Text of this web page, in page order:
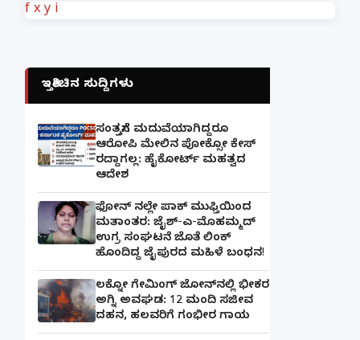
f x y i
ಇತ್ತೀಚಿನ ಸುದ್ದಿಗಳು
ಸಂತ್ರಸ್ತೆಗೆ ಮದುವೆಯಾಗಿದ್ದರೂ
ಆರೋಪಿ ಮೇಲಿನ ಪೋಕ್ಸೋ ಕೇಸ್
ರದ್ದಾಗಲ್ಲ: ಹೈಕೋರ್ಟ್ ಮಹತ್ವದ
ಆದೇಶ
ಫೋನ್ ನಲ್ಲೇ ಪಾಕ್ ಮುಫ್ತಿಯಿಂದ
ಮತಾಂತರ: ಜೈಶ್-ಎ-ಮೊಹಮ್ಮದ್
ಉಗ್ರ ಸಂಘಟನೆ ಜೊತೆ ಲಿಂಕ್
ಹೊಂದಿದ್ದ ಜೈಪುರದ ಮಹಿಳೆ ಬಂಧನ!
ಲಕ್ನೋ ಗೇಮಿಂಗ್ ಜೋನ್‌ನಲ್ಲಿ ಭೀಕರ
ಅಗ್ನಿ ಅವಘಡ: 12 ಮಂದಿ ಸಜೀವ
ದಹನ, ಹಲವರಿಗೆ ಗಂಭೀರ ಗಾಯ